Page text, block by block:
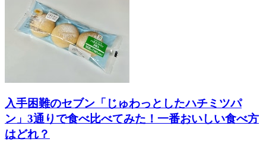
入手困難のセブン「じゅわっとしたハチミツパ
ン」3通りで食べ比べてみた！一番おいしい食べ方
はどれ？